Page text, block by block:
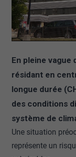
En pleine vague
résidant en
longue durée
des conditions
système de
Une situation
représente un